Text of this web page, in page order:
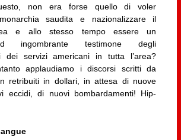
non era forse quello di voler
saudita e nazionalizzare il
e allo stesso tempo essere un
ingombrante testimone degli
dei servizi americani in tutta l’area?
applaudiamo i discorsi scritti da
retribuiti in dollari, in attesa di nuove
eccidi, di nuovi bombardamenti! Hip-